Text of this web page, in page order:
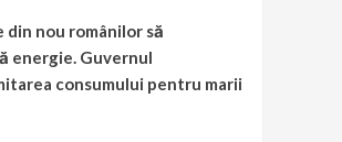
din nou românilor să
energie. Guvernul
consumului pentru marii